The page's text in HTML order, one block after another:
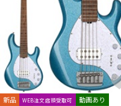
新品 WEB注文店頭受取可
動画あり